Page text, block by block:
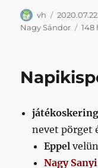
Szerző
vh Közzétéve
2020.07.22.
Nagy Sándor
148
nevet pörget
Eppel
Nagy Sanyi